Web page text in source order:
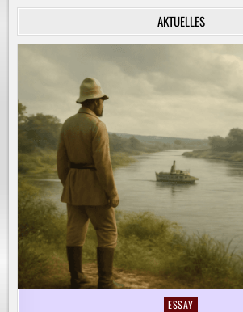
RUHE
AKTUELLES
Posted
ESSAY